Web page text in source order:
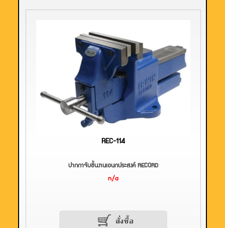
REC-114
ปากกาจับชิ้นงานเอนกประสงค์ RECORD
n/a
สั่งซื้อ